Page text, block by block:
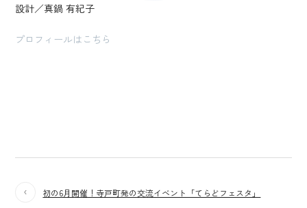
設計／真鍋 有紀子
プロフィールはこちら
初の6月開催！寺戸町発の交流イベント「てらどフェスタ」